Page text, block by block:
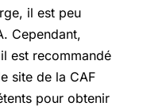
il est peu
Cependant,
est recommandé
site de la CAF
pour obtenir